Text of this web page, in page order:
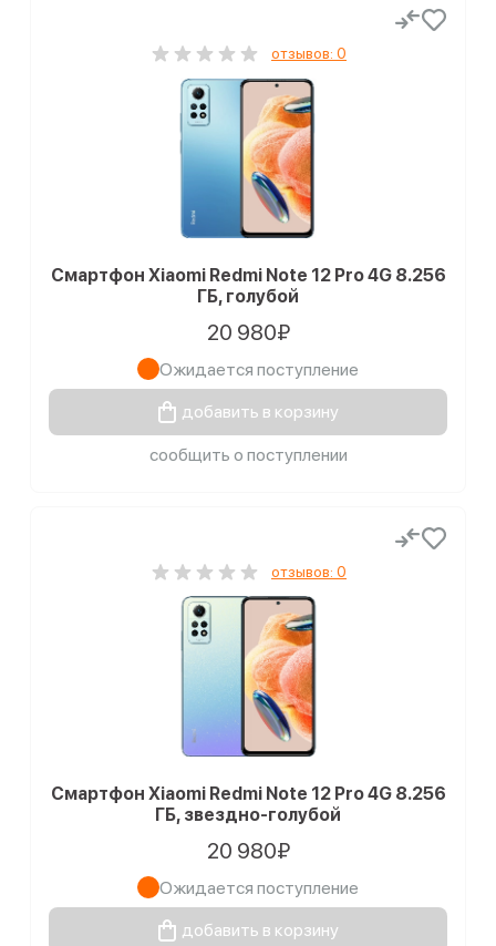
отзывов: 0
Смартфон Xiaomi Redmi Note 12 Pro 4G 8.256
ГБ, голубой
20 980₽
Ожидается поступление
добавить в корзину
сообщить о поступлении
отзывов: 0
Смартфон Xiaomi Redmi Note 12 Pro 4G 8.256
ГБ, звездно-голубой
20 980₽
Ожидается поступление
добавить в корзину